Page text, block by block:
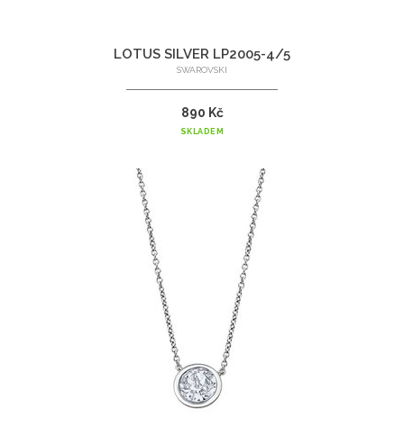
LOTUS SILVER LP2005-4/5
SWAROVSKI
890 Kč
SKLADEM